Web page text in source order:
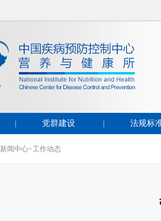
党群建设 法规标
新闻中心>工作动态